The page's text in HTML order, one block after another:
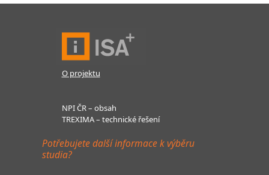
O projektu
NPI ČR – obsah
TREXIMA – technické řešení
Potřebujete další informace k výběru
studia?